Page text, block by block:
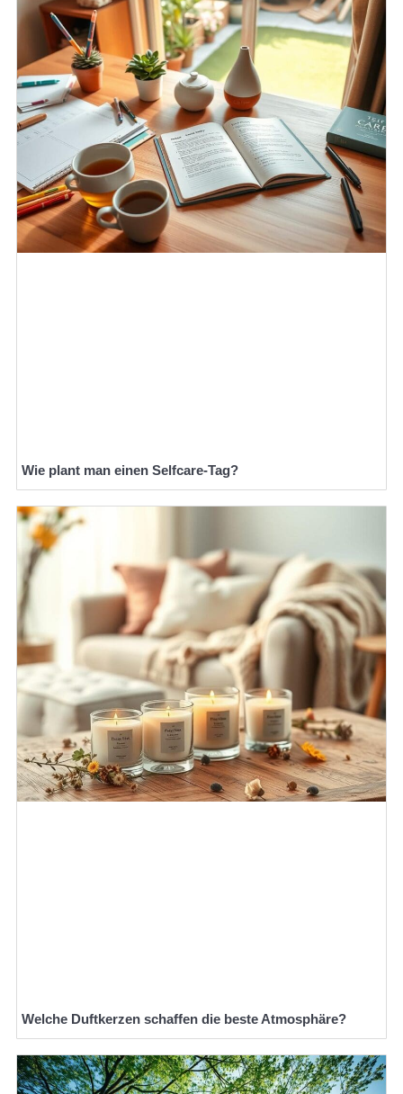
Wie plant man einen Selfcare-Tag?
Welche Duftkerzen schaffen die beste Atmosphäre?